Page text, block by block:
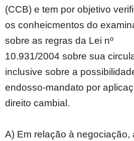
(CCB) e tem por objetivo
os conheicmentos do
sobre as regras da Lei nº
10.931/2004 sobre sua
inclusive sobre a
endosso-mandato por
direito cambial.
A) Em relação à negociação,